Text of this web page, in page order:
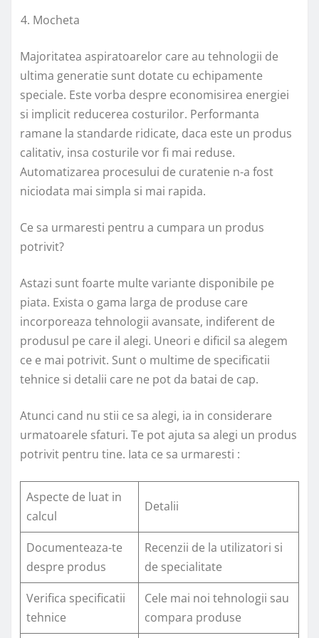
Mocheta
Majoritatea aspiratoarelor care au tehnologii de
ultima generatie sunt dotate cu echipamente
speciale. Este vorba despre economisirea energiei
si implicit reducerea costurilor. Performanta
ramane la standarde ridicate, daca este un produs
calitativ, insa costurile vor fi mai reduse.
Automatizarea procesului de curatenie n-a fost
niciodata mai simpla si mai rapida.
Ce sa urmaresti pentru a cumpara un produs
potrivit?
Astazi sunt foarte multe variante disponibile pe
piata. Exista o gama larga de produse care
incorporeaza tehnologii avansate, indiferent de
produsul pe care il alegi. Uneori e dificil sa alegem
ce e mai potrivit. Sunt o multime de specificatii
tehnice si detalii care ne pot da batai de cap.
Atunci cand nu stii ce sa alegi, ia in considerare
urmatoarele sfaturi. Te pot ajuta sa alegi un produs
potrivit pentru tine. Iata ce sa urmaresti :
Aspecte de luat in
calcul
Detalii
Documenteaza-te
despre produs
Recenzii de la utilizatori si
de specialitate
Verifica specificatii
tehnice
Cele mai noi tehnologii sau
compara produse